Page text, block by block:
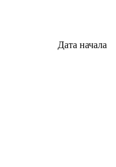
Дата начала